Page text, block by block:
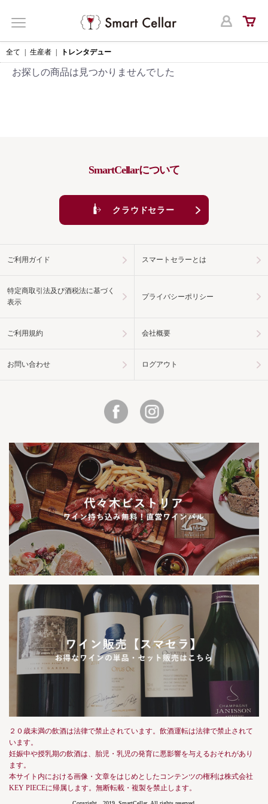
ロ
全て 生産者 トレンタデュー
お探しの商品は見つかりませんでした
SmartCellarについて
クラウドセラー
ご利用ガイド スマートセラーとは
特定商取引法及び酒税法に基づく
表示
プライバシーポリシー
ご利用規約 会社概要
お問い合わせ ログアウト
Facebook
２０歳未満の飲酒は法律で禁止されています。飲酒運転は法律で禁止されて
います。
妊娠中や授乳期の飲酒は、胎児・乳児の発育に悪影響を与えるおそれがあり
ます。
本サイト内における画像・文章をはじめとしたコンテンツの権利は株式会社
KEY PIECEに帰属します。無断転載・複製を禁止します。